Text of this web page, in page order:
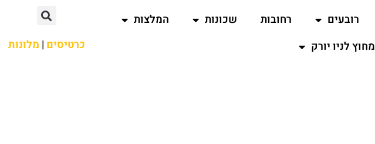
רובעים רחובות שכונות
המלצות
מחוץ לניו יורק כרטיסים | מלונות